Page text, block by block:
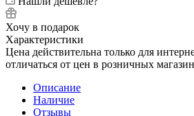
Хочу в подарок
Характеристики
Цена действительна только для
отличаться от цен в розничных
Описание
Наличие
Отзывы